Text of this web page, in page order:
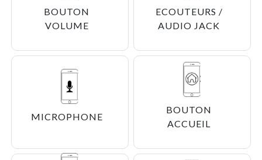
BOUTON
VOLUME
ECOUTEURS /
AUDIO JACK
MICROPHONE
BOUTON
ACCUEIL